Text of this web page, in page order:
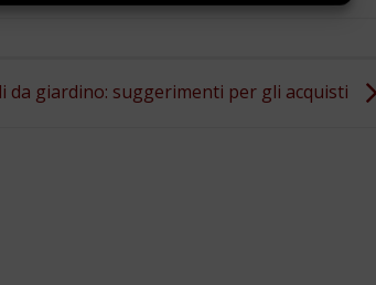
da giardino: suggerimenti per gli acquisti